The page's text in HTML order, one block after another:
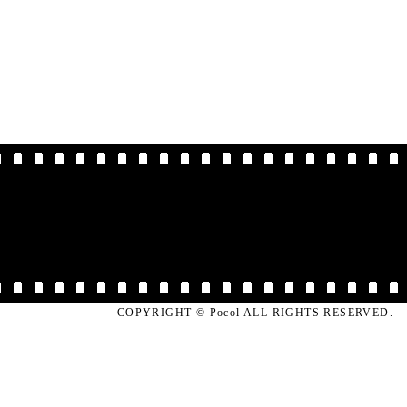
COPYRIGHT © Pocol ALL RIGHTS RESERVED.